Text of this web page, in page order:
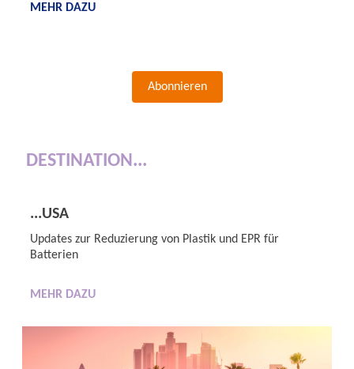
MEHR DAZU
Abonnieren
DESTINATION...
...USA
Updates zur Reduzierung von Plastik und EPR für
Batterien
MEHR DAZU